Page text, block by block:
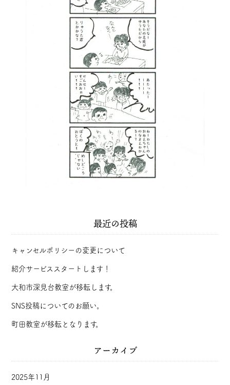
最近の投稿
キャンセルポリシーの変更について
紹介サービススタートします！
大和市深見台教室が移転します。
SNS投稿についてのお願い。
町田教室が移転となります。
アーカイブ
2025年11月